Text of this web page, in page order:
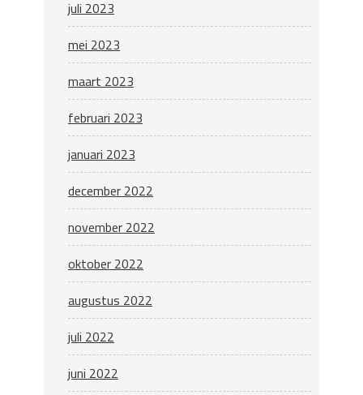
juli 2023
mei 2023
maart 2023
februari 2023
januari 2023
december 2022
november 2022
oktober 2022
augustus 2022
juli 2022
juni 2022